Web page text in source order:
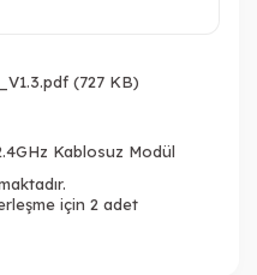
(727 KB)
Kablosuz Modül
için 2 adet